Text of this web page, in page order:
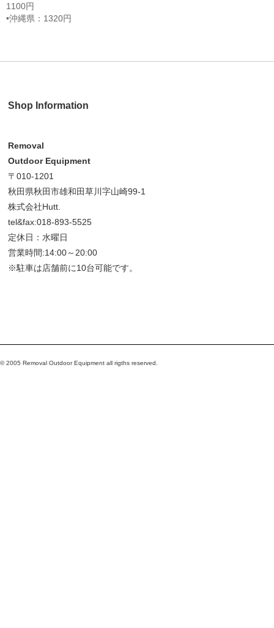
1100円
•沖縄県：1320円
Shop Information
Removal
Outdoor Equipment
〒010-1201
秋田県秋田市雄和田草川字山崎99-1
株式会社Hutt.
tel&fax:018-893-5525
定休日：水曜日
営業時間:14:00～20:00
※駐車は店舗前に10台可能です。
© 2005 Removal Outdoor Equipment all rigths reserved.